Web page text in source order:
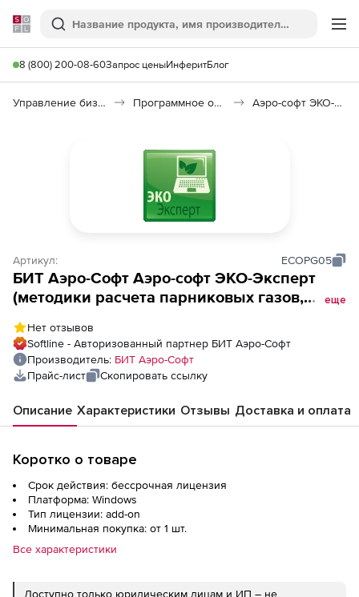
Softline
Поиск
8 (800) 200-08-60Запрос ценыИнферитБлог
Управление бизнесом, CRM/ERP Программное обеспечение для ведения дел Аэро-софт ЭКО-Эксперт
Артикул: ECOPG05
БИТ Аэро-Софт Аэро-софт ЭКО-Эксперт
(методики расчета парниковых газов,
парниковых газов ), методика
Производство кокса
еще
Нет отзывов
Softline - Авторизованный партнер БИТ Аэро-Софт
Производитель: БИТ Аэро-Софт
Прайс-лист
Скопировать ссылку
Описание Характеристики Отзывы Доставка и оплата
Коротко о товаре
Срок действия: бессрочная лицензия
Платформа: Windows
Тип лицензии: add-on
Минимальная покупка: от 1 шт.
Все характеристики
Доступно только юридическим лицам и ИП – не